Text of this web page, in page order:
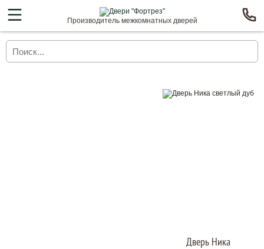
Производитель межкомнатных дверей
Дверь Ника